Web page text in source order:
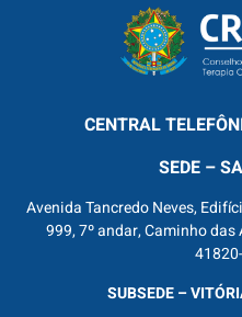
CENTRAL
SEDE –
Avenida Tancredo Neves,
999, 7º andar, Caminho das
SUBSEDE –